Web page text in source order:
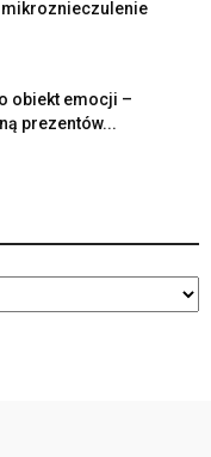
obiekt emocji –
prezentów...